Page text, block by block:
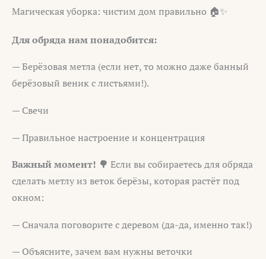
Магическая уборка: чистим дом правильно 🏠✨
Для обряда нам понадобится:
— Берёзовая метла (если нет, то можно даже банный
берёзовый веник с листьями!).
— Свечи
— Правильное настроение и концентрация
Важный момент! 🌳 Если вы собираетесь для обряда
сделать метлу из веток берёзы, которая растёт под
окном:
— Сначала поговорите с деревом (да-да, именно так!)
— Объясните, зачем вам нужны веточки